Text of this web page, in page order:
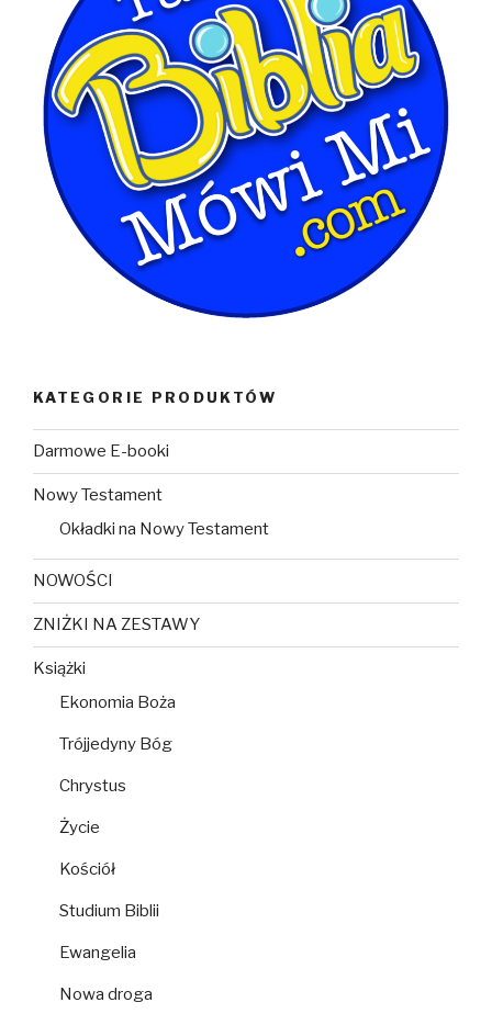
KATEGORIE PRODUKTÓW
Darmowe E-booki
Nowy Testament
Okładki na Nowy Testament
NOWOŚCI
ZNIŻKI NA ZESTAWY
Książki
Ekonomia Boża
Trójjedyny Bóg
Chrystus
Życie
Kościół
Studium Biblii
Ewangelia
Nowa droga